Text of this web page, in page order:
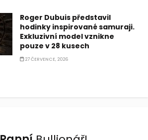
Roger Dubuis představil
hodinky inspirované samuraji.
Exkluzivní model vznikne
pouze v 28 kusech
27 ČERVENCE, 2026